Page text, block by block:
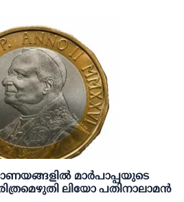
മാർപാപ്പയുടെ
ലിയോ പതിനാലാമൻ